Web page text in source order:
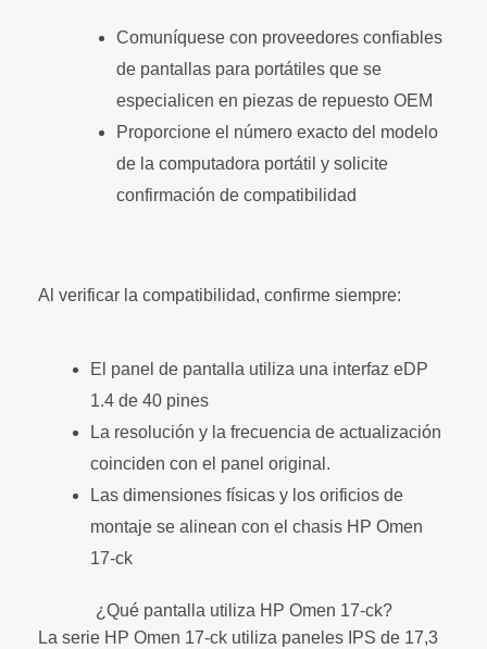
Comuníquese con proveedores confiables
de pantallas para portátiles que se
especialicen en piezas de repuesto OEM
Proporcione el número exacto del modelo
de la computadora portátil y solicite
confirmación de compatibilidad
Al verificar la compatibilidad, confirme siempre:
El panel de pantalla utiliza una interfaz eDP
1.4 de 40 pines
La resolución y la frecuencia de actualización
coinciden con el panel original.
Las dimensiones físicas y los orificios de
montaje se alinean con el chasis HP Omen
17-ck
¿Qué pantalla utiliza HP Omen 17-ck?
La serie HP Omen 17-ck utiliza paneles IPS de 17,3